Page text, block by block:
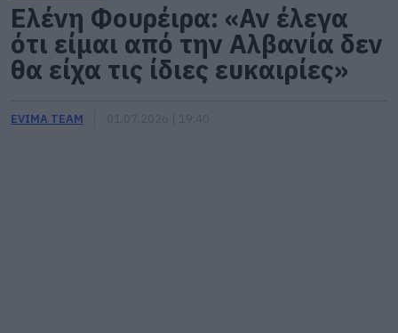
Ελένη Φουρέιρα: «Αν έλεγα
ότι είμαι από την Αλβανία δεν
θα είχα τις ίδιες ευκαιρίες»
EVIMA TEAM